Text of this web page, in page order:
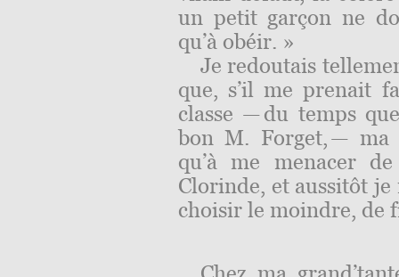
un petit garçon ne
qu’à obéir. »
Je redoutais
que, s’il me prenait
classe — du temps
bon M. Forget, — ma
qu’à me menacer
Clorinde, et aussitôt
choisir le moindre, de